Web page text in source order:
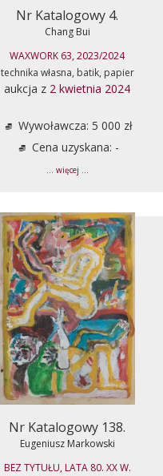
Nr Katalogowy 4.
Chang Bui
WAXWORK 63, 2023/2024
technika własna, batik, papier
aukcja z 2 kwietnia 2024
Wywoławcza: 5 000 zł
Cena uzyskana: -
... więcej ...
Nr Katalogowy 138.
Eugeniusz Markowski
BEZ TYTUŁU, LATA 80. XX W.